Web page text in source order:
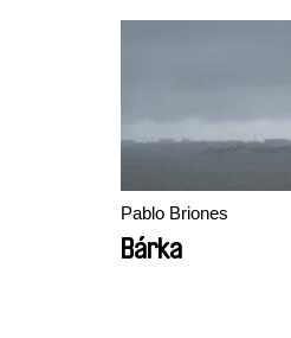
Pablo Briones
Bárka